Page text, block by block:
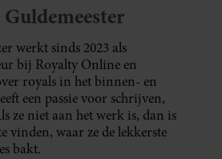
werkt sinds 2023 als
bij Royalty Online en
royals in het binnen- en
een passie voor schrijven,
ze niet aan het werk is, dan is
vinden, waar ze de lekkerste
bakt.